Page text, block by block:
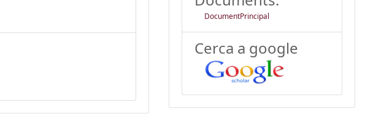
DocumentPrincipal
Cerca a google